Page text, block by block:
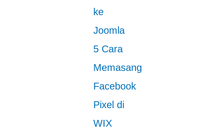
ke
Joomla
5 Cara
Memasang
Facebook
Pixel di
WIX